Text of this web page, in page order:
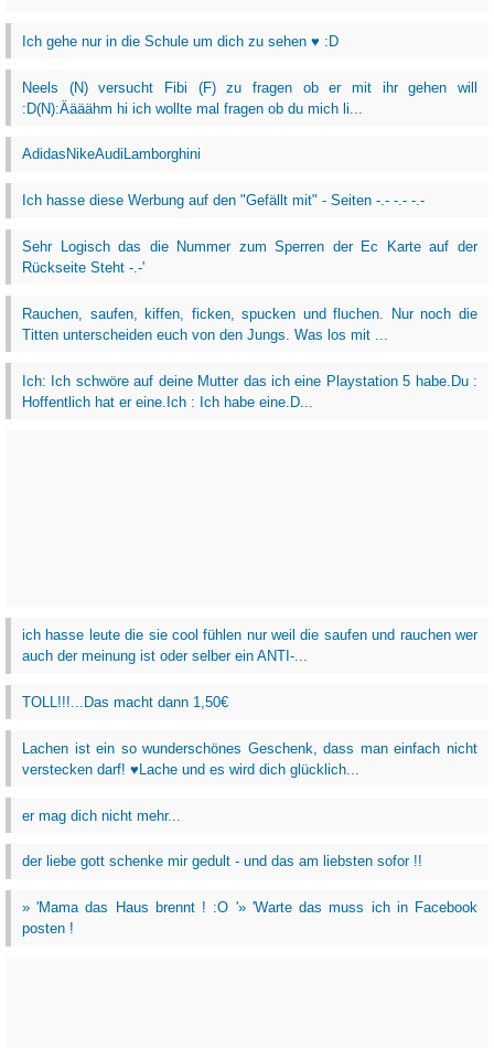
Ich gehe nur in die Schule um dich zu sehen ♥ :D
Neels (N) versucht Fibi (F) zu fragen ob er mit ihr gehen will
:D(N):Äääähm hi ich wollte mal fragen ob du mich li...
AdidasNikeAudiLamborghini
Ich hasse diese Werbung auf den "Gefällt mit" - Seiten -.- -.- -.-
Sehr Logisch das die Nummer zum Sperren der Ec Karte auf der
Rückseite Steht -.-'
Rauchen, saufen, kiffen, ficken, spucken und fluchen. Nur noch die
Titten unterscheiden euch von den Jungs. Was los mit ...
Ich: Ich schwöre auf deine Mutter das ich eine Playstation 5 habe.Du :
Hoffentlich hat er eine.Ich : Ich habe eine.D...
ich hasse leute die sie cool fühlen nur weil die saufen und rauchen wer
auch der meinung ist oder selber ein ANTI-...
TOLL!!!...Das macht dann 1,50€
Lachen ist ein so wunderschönes Geschenk, dass man einfach nicht
verstecken darf! ♥Lache und es wird dich glücklich...
er mag dich nicht mehr...
der liebe gott schenke mir gedult - und das am liebsten sofor !!
» 'Mama das Haus brennt ! :O '» 'Warte das muss ich in Facebook
posten !